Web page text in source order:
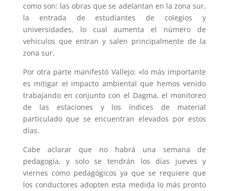
como son: las obras que se adelantan en la zona sur,
la entrada de estudiantes de colegios y
universidades, lo cual aumenta el número de
vehículos que entran y salen principalmente de la
zona sur.
Por otra parte manifestó Vallejo: «lo más importante
es mitigar el impacto ambiental que hemos venido
trabajando en conjunto con el Dagma, el monitoreo
de las estaciones y los índices de material
particulado que se encuentran elevados por estos
días.
Cabe aclarar que no habrá una semana de
pedagogía, y solo se tendrán los días jueves y
viernes como pedagógicos ya que se requiere que
los conductores adopten esta medida lo más pronto